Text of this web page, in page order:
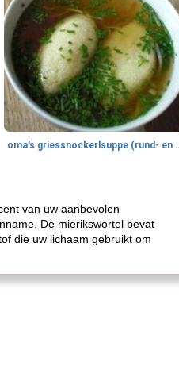
oma's
van uw aanbevolen
De mierikswortel bevat
die uw lichaam gebruikt om